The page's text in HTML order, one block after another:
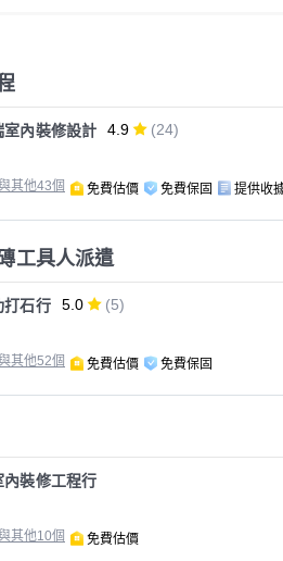
室內裝修設計 4.9 (24)
其他43個 免費估價 免費保固 提供收
工具人派遣
打石行 5.0 (5)
其他52個 免費估價 免費保固
內裝修工程行
其他10個 免費估價